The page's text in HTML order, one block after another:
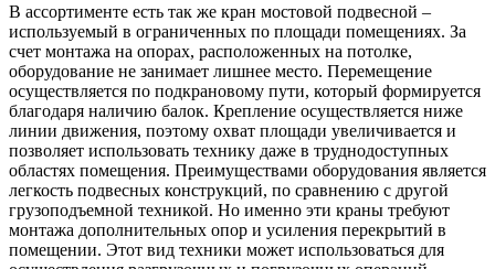
В ассортименте есть так же кран мостовой подвесной –
используемый в ограниченных по площади помещениях. За
счет монтажа на опорах, расположенных на потолке,
оборудование не занимает лишнее место. Перемещение
осуществляется по подкрановому пути, который формируется
благодаря наличию балок. Крепление осуществляется ниже
линии движения, поэтому охват площади увеличивается и
позволяет использовать технику даже в труднодоступных
областях помещения. Преимуществами оборудования является
легкость подвесных конструкций, по сравнению с другой
грузоподъемной техникой. Но именно эти краны требуют
монтажа дополнительных опор и усиления перекрытий в
помещении. Этот вид техники может использоваться для